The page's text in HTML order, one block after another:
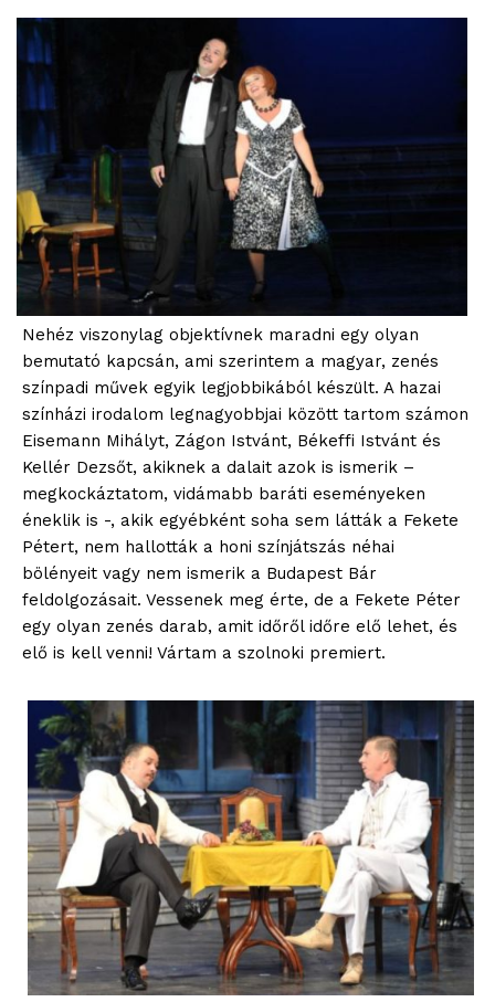
Nehéz viszonylag objektívnek maradni egy olyan
bemutató kapcsán, ami szerintem a magyar, zenés
színpadi művek egyik legjobbikából készült. A hazai
színházi irodalom legnagyobbjai között tartom számon
Eisemann Mihályt, Zágon Istvánt, Békeffi Istvánt és
Kellér Dezsőt, akiknek a dalait azok is ismerik –
megkockáztatom, vidámabb baráti eseményeken
éneklik is -, akik egyébként soha sem látták a Fekete
Pétert, nem hallották a honi színjátszás néhai
bölényeit vagy nem ismerik a Budapest Bár
feldolgozásait. Vessenek meg érte, de a Fekete Péter
egy olyan zenés darab, amit időről időre elő lehet, és
elő is kell venni! Vártam a szolnoki premiert.